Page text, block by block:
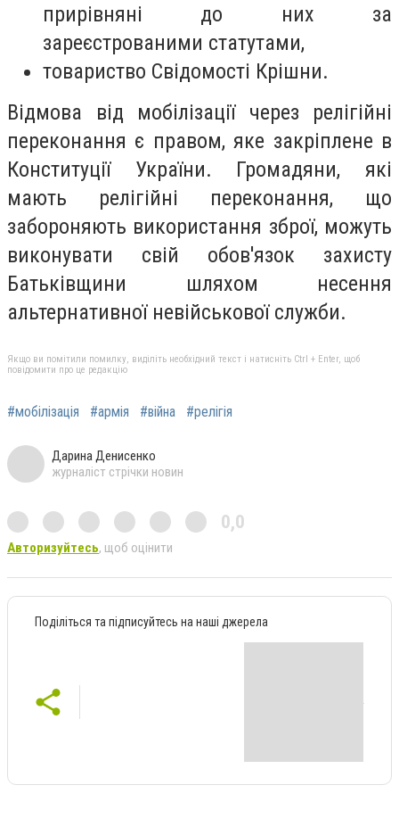
прирівняні до них за
зареєстрованими статутами,
товариство Свідомості Крішни.
Відмова від мобілізації через релігійні
переконання є правом, яке закріплене в
Конституції України. Громадяни, які
мають релігійні переконання, що
забороняють використання зброї, можуть
виконувати свій обов'язок захисту
Батьківщини шляхом несення
альтернативної невійськової служби.
Якщо ви помітили помилку, виділіть необхідний текст і натисніть Ctrl + Enter, щоб
повідомити про це редакцію
#мобілізація #армія #війна #релігія
Дарина Денисенко
журналіст стрічки новин
0,0
Авторизуйтесь, щоб оцінити
Поділіться та підписуйтесь на наші джерела